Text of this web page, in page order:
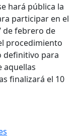
hará pública la
participar en el
de febrero de
procedimiento
definitivo para
aquellas
finalizará el 10